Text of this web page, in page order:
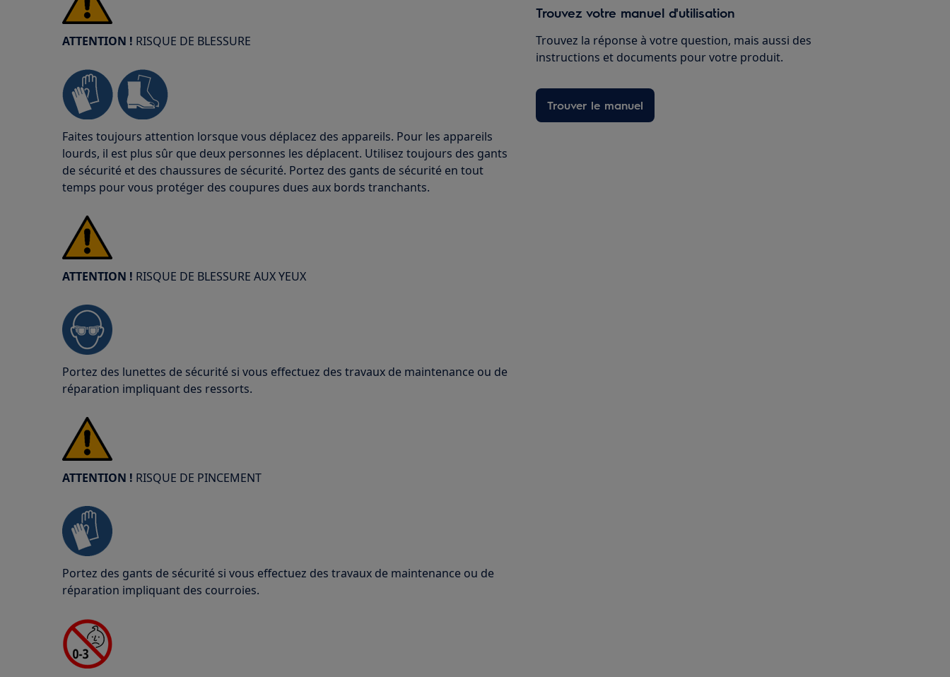
ATTENTION ! RISQUE DE BLESSURE
Faites toujours attention lorsque vous déplacez des appareils. Pour les appareils
lourds, il est plus sûr que deux personnes les déplacent. Utilisez toujours des gants
de sécurité et des chaussures de sécurité. Portez des gants de sécurité en tout
temps pour vous protéger des coupures dues aux bords tranchants.
ATTENTION ! RISQUE DE BLESSURE AUX YEUX
Portez des lunettes de sécurité si vous effectuez des travaux de maintenance ou de
réparation impliquant des ressorts.
ATTENTION ! RISQUE DE PINCEMENT
Portez des gants de sécurité si vous effectuez des travaux de maintenance ou de
réparation impliquant des courroies.
Trouvez votre manuel d'utilisation
Trouvez la réponse à votre question, mais aussi des
instructions et documents pour votre produit.
Trouver le manuel